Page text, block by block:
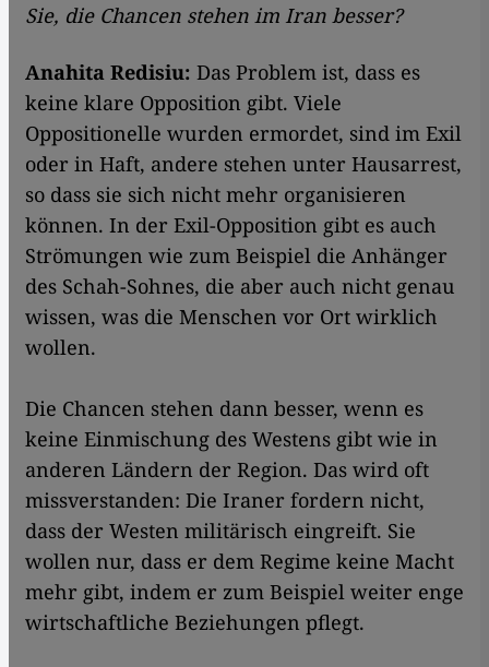
Sie, die Chancen stehen im Iran besser?
Anahita Redisiu: Das Problem ist, dass es
keine klare Opposition gibt. Viele
Oppositionelle wurden ermordet, sind im Exil
oder in Haft, andere stehen unter Hausarrest,
so dass sie sich nicht mehr organisieren
können. In der Exil-Opposition gibt es auch
Strömungen wie zum Beispiel die Anhänger
des Schah-Sohnes, die aber auch nicht genau
wissen, was die Menschen vor Ort wirklich
wollen.
Die Chancen stehen dann besser, wenn es
keine Einmischung des Westens gibt wie in
anderen Ländern der Region. Das wird oft
missverstanden: Die Iraner fordern nicht,
dass der Westen militärisch eingreift. Sie
wollen nur, dass er dem Regime keine Macht
mehr gibt, indem er zum Beispiel weiter enge
wirtschaftliche Beziehungen pflegt.